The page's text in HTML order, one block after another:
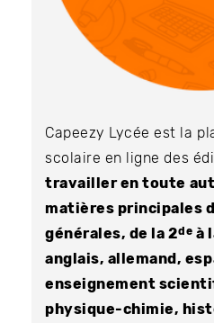
Capeezy Lycée est la
scolaire en ligne des
travailler en toute
matières principales
générales, de la 2de à
anglais, allemand,
enseignement
physique-chimie,